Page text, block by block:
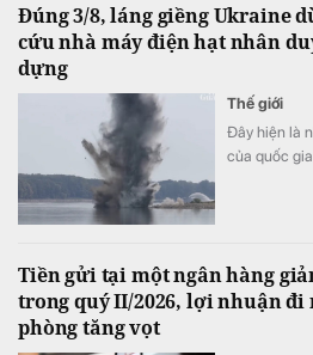
ABBank
trải nghiệm
Đúng 3/8, láng giềng Ukraine
cứu nhà máy điện hạt nhân
dựng
Thế giới
Đây hiện là
của quốc
Tiền gửi tại một ngân hàng
trong quý II/2026, lợi nhuận đi
phòng tăng vọt